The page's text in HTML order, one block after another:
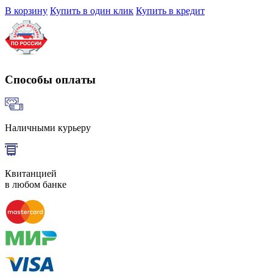
В корзину Купить в один клик Купить в кредит
Способы оплаты
Наличными курьеру
Квитанцией
в любом банке